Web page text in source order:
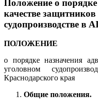
Положение о
качестве
судопроизводстве в
ПОЛОЖЕНИЕ
о порядке назначения
уголовном
Краснодарского края
Общие положения.